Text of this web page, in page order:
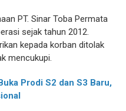
PT. Sinar Toba Permata
sejak tahun 2012.
kepada korban ditolak
mencukupi.
Prodi S2 dan S3 Baru,